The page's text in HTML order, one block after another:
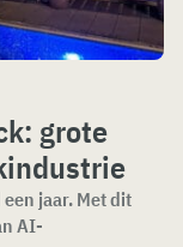
grote
jaar. Met dit
AI-